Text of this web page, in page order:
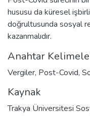
hususu da küresel
doğrultusunda sosyal
kazanmalıdır.
Anahtar
Vergiler, Post-Covid,
Kaynak
Trakya Üniversitesi